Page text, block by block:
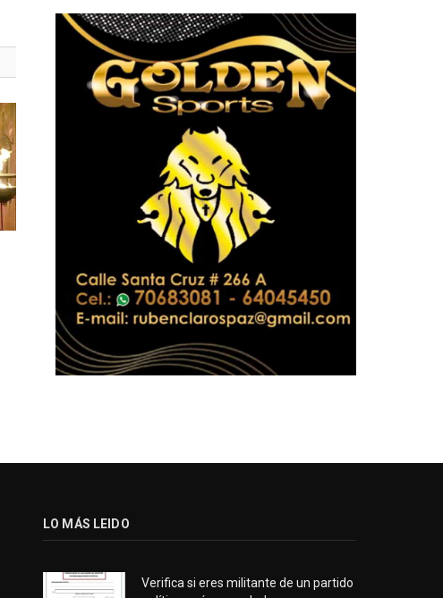
LO MÁS LEIDO
Verifica si eres militante de un partido